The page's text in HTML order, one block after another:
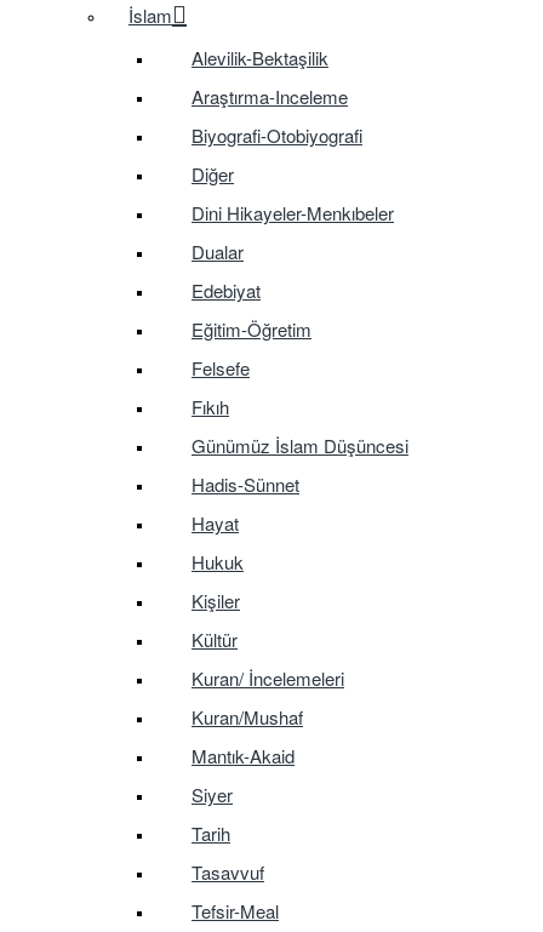
İslam
Alevilik-Bektaşilik
Araştırma-Inceleme
Biyografi-Otobiyografi
Diğer
Dini Hikayeler-Menkıbeler
Dualar
Edebiyat
Eğitim-Öğretim
Felsefe
Fıkıh
Günümüz İslam Düşüncesi
Hadis-Sünnet
Hayat
Hukuk
Kişiler
Kültür
Kuran/ İncelemeleri
Kuran/Mushaf
Mantık-Akaid
Siyer
Tarih
Tasavvuf
Tefsir-Meal